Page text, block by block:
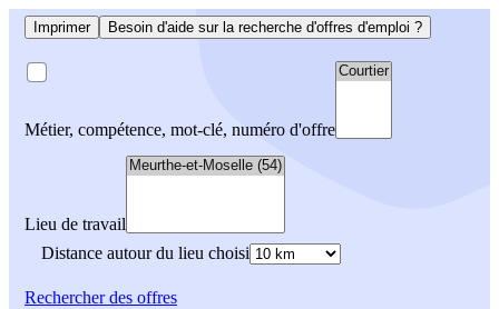
Imprimer Besoin d'aide sur la recherche d'offres d'emploi ?
Métier, compétence, mot-clé, numéro d'offre
Lieu de travail
Distance autour du lieu choisi
Rechercherdes offres